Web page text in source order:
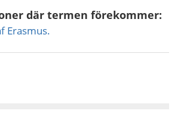
där termen förekommer:
Erasmus.